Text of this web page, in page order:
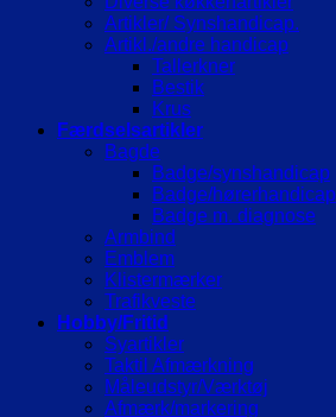
Artikler/ Synshandicap.
Artikl./andre handicap
Tallerkner
Bestik
Krus
Færdselsartikler
Bagde
Badge/synshandicap
Badge/hørerhandicap
Badge m. diagnose
Armbind
Emblem
Klistermærker
Trafikveste
Hobby/Fritid
Syartikler
Taktil Afmærkning
Måleudstyr/Værktøj
Afmærk/markering